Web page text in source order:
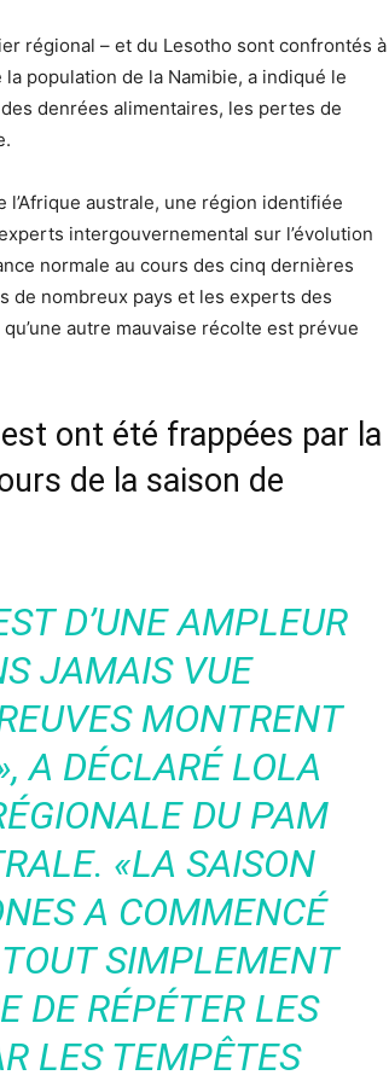
régional – et du Lesotho sont confrontés à
population de la Namibie, a indiqué le
denrées alimentaires, les pertes de
l’Afrique australe, une région identifiée
intergouvernemental sur l’évolution
normale au cours des cinq dernières
de nombreux pays et les experts des
autre mauvaise récolte est prévue
ont été frappées par la
de la saison de
D’UNE AMPLEUR
JAMAIS VUE
MONTRENT
A DÉCLARÉ LOLA
DU PAM
«LA SAISON
A COMMENCÉ
SIMPLEMENT
DE RÉPÉTER LES
LES TEMPÊTES